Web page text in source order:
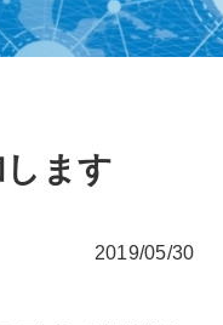
します
2019/05/30